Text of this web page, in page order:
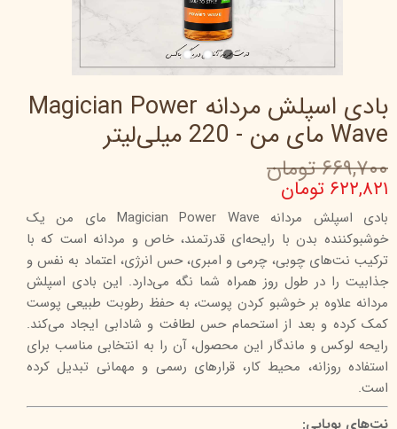
بادی اسپلش مردانه Magician Power
Wave مای من - 220 میلی‌لیتر
۶۶۹,۷۰۰ تومان
۶۲۲,۸۲۱ تومان
بادی اسپلش مردانه Magician Power Wave مای من یک
خوشبوکننده بدن با رایحه‌ای قدرتمند، خاص و مردانه است که با
ترکیب نت‌های چوبی، چرمی و امبری، حس انرژی، اعتماد به نفس و
جذابیت را در طول روز همراه شما نگه می‌دارد. این بادی اسپلش
مردانه علاوه بر خوشبو کردن پوست، به حفظ رطوبت طبیعی پوست
کمک کرده و بعد از استحمام حس لطافت و شادابی ایجاد می‌کند.
رایحه لوکس و ماندگار این محصول، آن را به انتخابی مناسب برای
استفاده روزانه، محیط کار، قرارهای رسمی و مهمانی تبدیل کرده
است.